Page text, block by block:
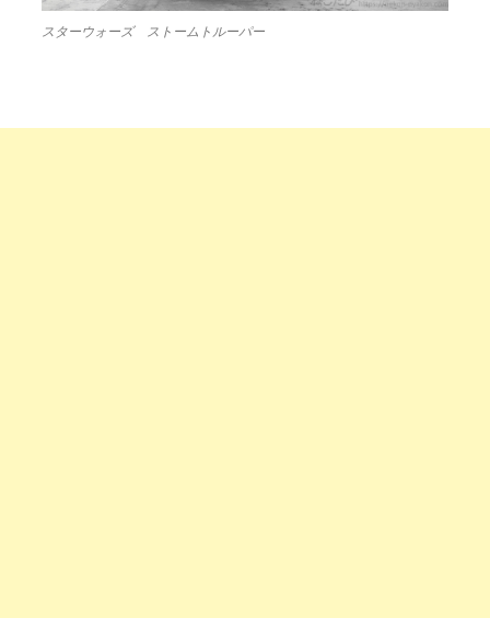
スターウォーズ ストームトルーパー